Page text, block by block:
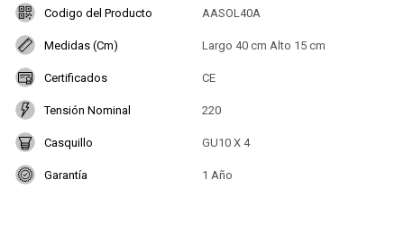
Codigo del Producto AASOL40A
Medidas (Cm) Largo 40 cm Alto 15 cm
Certificados CE
Tensión Nominal 220
Casquillo GU10 X 4
Garantía 1 Año